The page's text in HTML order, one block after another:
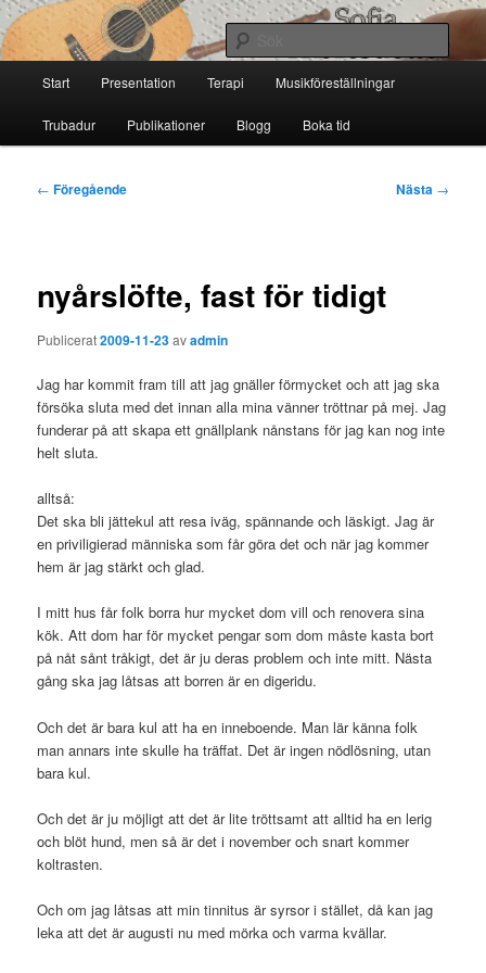
Hoppa
till
primärt
innehållSofia Thoresdotter
Start Presentation Terapi Musikföreställningar
Trubadur Publikationer Blogg Boka tid
Inläggsnavigering
← Föregående Nästa →
nyårslöfte, fast för tidigt
Publicerat2009-11-23avadmin
Jag har kommit fram till att jag gnäller förmycket och att jag ska
försöka sluta med det innan alla mina vänner tröttnar på mej. Jag
funderar på att skapa ett gnällplank nånstans för jag kan nog inte
helt sluta.
alltså:
Det ska bli jättekul att resa iväg, spännande och läskigt. Jag är
en priviligierad människa som får göra det och när jag kommer
hem är jag stärkt och glad.
I mitt hus får folk borra hur mycket dom vill och renovera sina
kök. Att dom har för mycket pengar som dom måste kasta bort
på nåt sånt tråkigt, det är ju deras problem och inte mitt. Nästa
gång ska jag låtsas att borren är en digeridu.
Och det är bara kul att ha en inneboende. Man lär känna folk
man annars inte skulle ha träffat. Det är ingen nödlösning, utan
bara kul.
Och det är ju möjligt att det är lite tröttsamt att alltid ha en lerig
och blöt hund, men så är det i november och snart kommer
koltrasten.
Och om jag låtsas att min tinnitus är syrsor i stället, då kan jag
leka att det är augusti nu med mörka och varma kvällar.